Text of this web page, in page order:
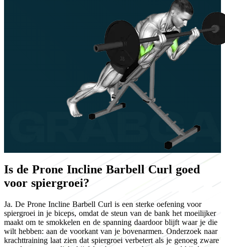
Is de Prone Incline Barbell Curl goed
voor spiergroei?
Ja. De Prone Incline Barbell Curl is een sterke oefening voor
spiergroei in je biceps, omdat de steun van de bank het moeilijker
maakt om te smokkelen en de spanning daardoor blijft waar je die
wilt hebben: aan de voorkant van je bovenarmen. Onderzoek naar
krachttraining laat zien dat spiergroei verbetert als je genoeg zware